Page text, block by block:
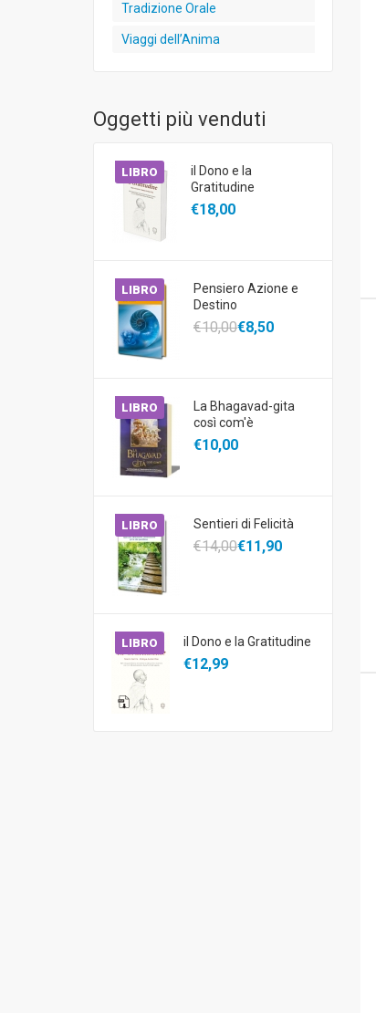
Tradizione Orale
Viaggi dell’Anima
Oggetti più venduti
LIBRO
il Dono e la
Gratitudine
€18,00
LIBRO
Pensiero Azione e
Destino
€10,00€8,50
LIBRO
La Bhagavad-gita
così com'è
€10,00
LIBRO Sentieri di Felicità
€14,00€11,90
LIBRO il Dono e la Gratitudine
€12,99